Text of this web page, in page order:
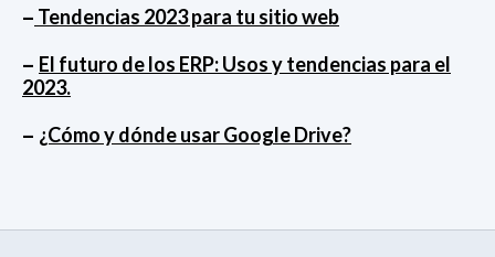
– Tendencias 2023 para tu sitio web
– El futuro de los ERP: Usos y tendencias para el
2023.
– ¿Cómo y dónde usar Google Drive?